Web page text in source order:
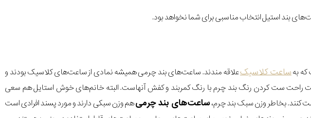
بند استیل انتخاب مناسبی برای شما نخواهد بود.
که بهساعت کلاسیکعلاقه مندند. ساعت‌های بند چرمی همیشه نمادی از ساعت‌های کلاسیک بودند و
راحت ست کردن رنگ بند چرم با رنگ کمربند و کفش آنهاست. البته خانم‌های خوش استایل هم سعی
بخاطر وزن سبک بند چرم،ساعت‌های بند چرمیهم وزن سبکی دارند و مورد پسند افرادی است